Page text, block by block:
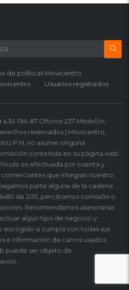
de políticas Movicentro
Usuarios registrados
43A 19A-87 Oficina 237 Medellín,
reservados | Movicentro,
P.H, no asume ninguna
contenida en su página web.
es efectuada por cuenta y
que integran nuestro
parte alguna de la cadena
de 2011, percibamos comisión o
Recomendamos asesorarse
algún tipo de negocio y
escogido si cumpla con todas sus
e información de carros usados
puede ser objeto de